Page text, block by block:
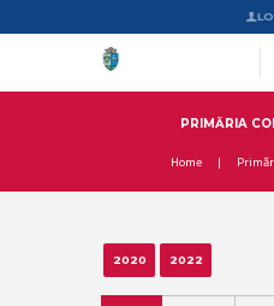
PRIMĂRIA
Home
2020 2022